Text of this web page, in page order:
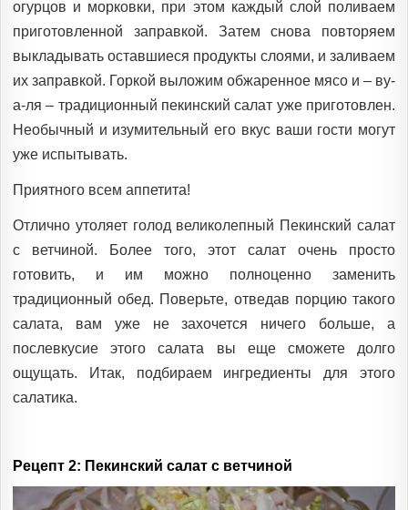
огурцов и морковки, при этом каждый слой поливаем
приготовленной заправкой. Затем снова повторяем
выкладывать оставшиеся продукты слоями, и заливаем
их заправкой. Горкой выложим обжаренное мясо и – ву-
а-ля – традиционный пекинский салат уже приготовлен.
Необычный и изумительный его вкус ваши гости могут
уже испытывать.
Приятного всем аппетита!
Отлично утоляет голод великолепный Пекинский салат
с ветчиной. Более того, этот салат очень просто
готовить, и им можно полноценно заменить
традиционный обед. Поверьте, отведав порцию такого
салата, вам уже не захочется ничего больше, а
послевкусие этого салата вы еще сможете долго
ощущать. Итак, подбираем ингредиенты для этого
салатика.
Рецепт 2: Пекинский салат с ветчиной